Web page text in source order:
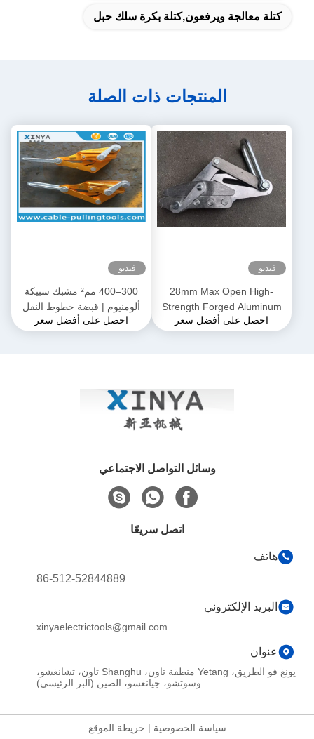
كتلة معالجة ويرفعون,كتلة بكرة سلك حبل
المنتجات ذات الصلة
فيديو
28mm Max Open High-
Strength Forged Aluminum
Alloy Come-Along Clamp معاحصل على أفضل سعر
فيديو
300–400 مم² مشبك سبيكة
ألومنيوم | قبضة خطوط النقل
لموصلات ACSR و AAAC
احصل على أفضل سعر
وسائل التواصل الاجتماعي
اتصل سريعًا
هاتف
86-512-52844889
البريد الإلكتروني
xinyaelectrictools@gmail.com
عنوان
يونغ فو الطريق، Yetang منطقة تاون، Shanghu تاون، تشانغشو،
وسوتشو، جيانغسو، الصين (البر الرئيسي)
سياسة الخصوصية|خريطة الموقع